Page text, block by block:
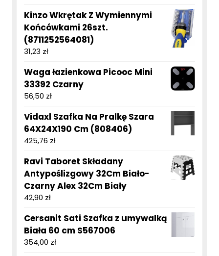
Kinzo Wkrętak Z Wymiennymi
Końcówkami 26szt.
(8711252564081)
31,23 zł
Waga łazienkowa Picooc Mini
33392 Czarny
56,50 zł
Vidaxl Szafka Na Pralkę Szara
64X24X190 Cm (808406)
425,76 zł
Ravi Taboret Składany
Antypoślizgowy 32Cm Biało-
Czarny Alex 32Cm Biały
42,90 zł
Cersanit Sati Szafka z umywalką
Biała 60 cm S567006
354,00 zł